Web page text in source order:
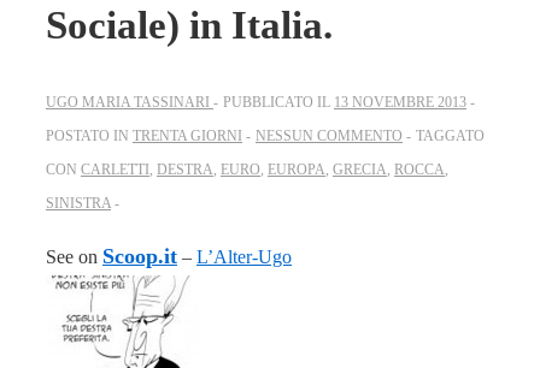
Sociale) in Italia.
UGO MARIA TASSINARI PUBBLICATO IL 13 NOVEMBRE 2013
POSTATO IN TRENTA GIORNI NESSUN COMMENTO
TAGGATO
CON CARLETTI DESTRA EURO EUROPA GRECIA ROCCA
SINISTRA
See on Scoop.it – L’Alter-Ugo